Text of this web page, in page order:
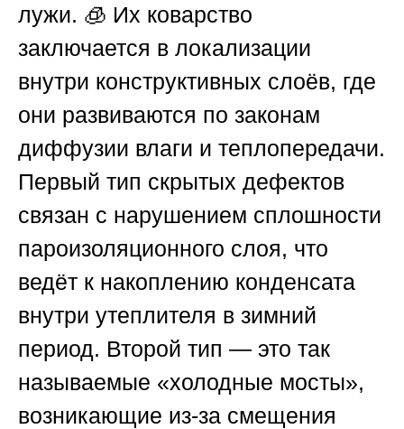
лужи. 🧊 Их коварство
заключается в локализации
внутри конструктивных слоёв, где
они развиваются по законам
диффузии влаги и теплопередачи.
Первый тип скрытых дефектов
связан с нарушением сплошности
пароизоляционного слоя, что
ведёт к накоплению конденсата
внутри утеплителя в зимний
период. Второй тип — это так
называемые «холодные мосты»,
возникающие из-за смещения